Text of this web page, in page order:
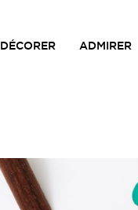
DÉCORER ADMIRER